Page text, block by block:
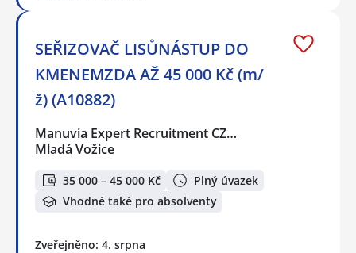
SEŘIZOVAČ LISŮNÁSTUP DO
KMENEMZDA AŽ 45 000 Kč (m/
ž) (A10882)
Manuvia Expert Recruitment CZ…
Mladá Vožice
35 000 – 45 000 Kč
Plný úvazek
Vhodné také pro absolventy
Zveřejněno: 4. srpna